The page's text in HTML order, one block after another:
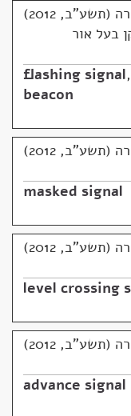
(תשע"ב, 2012)
בעל אור
flashing signal,
beacon
(תשע"ב, 2012)
masked signal
(תשע"ב, 2012)
level crossing
(תשע"ב, 2012)
advance signal